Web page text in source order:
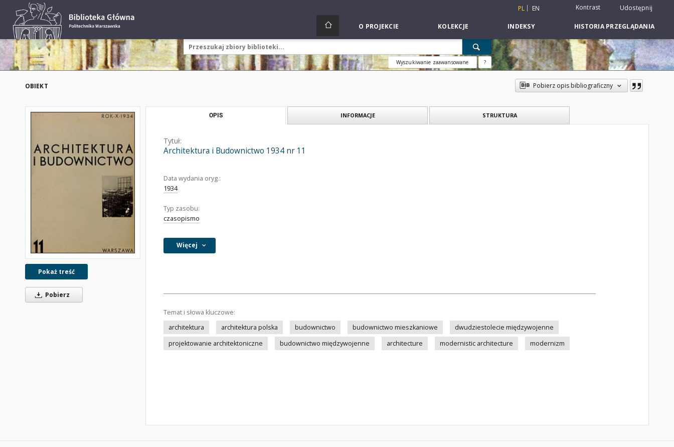
PL EN Kontrast Udostępnij
O PROJEKCIE KOLEKCJE INDEKSY HISTORIA PRZEGLĄDANIA
Wyszukiwanie zaawansowane ?
OBIEKT Pobierz opis bibliograficzny
Pokaż treść
Pobierz
OPIS INFORMACJE STRUKTURA
Tytuł:
Architektura i Budownictwo 1934 nr 11
Data wydania oryg.:
1934
Typ zasobu:
czasopismo
Więcej
Temat i słowa kluczowe:
architektura
architektura polska budownictwo budownictwo mieszkaniowe
dwudziestolecie międzywojenne
projektowanie architektoniczne
budownictwo międzywojenne architecture modernistic architecture modernizm